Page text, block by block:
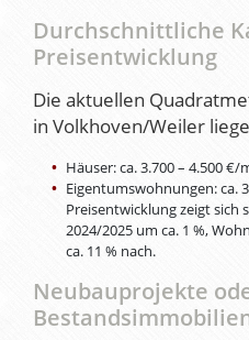
Durchschnittliche
Preisentwicklung
Die aktuellen
in Volkhoven/Weiler
Häuser: ca. 3.700 – 4.500 €/
Eigentumswohnungen: ca.
Preisentwicklung zeigt sich
2024/2025 um ca. 1 %,
ca. 11 % nach.
Neubauprojekte